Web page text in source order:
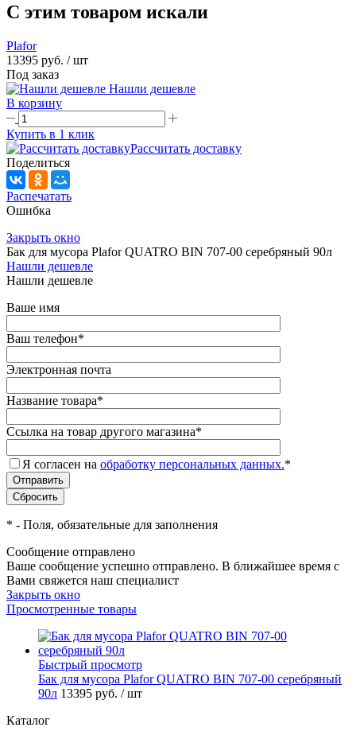
C этим товаром искали
Plafor
13395 руб. / шт
Под заказ
Нашли дешевле
В корзину
Купить в 1 клик
Рассчитать доставку
Поделиться
Распечатать
Ошибка
Закрыть окно
Бак для мусора Plafor QUATRO BIN 707-00 серебряный 90л
Нашли дешевле
Нашли дешевле
Ваше имя
Ваш телефон*
Электронная почта
Название товара*
Ссылка на товар другого магазина*
Я согласен на обработку персональных данных.*
* - Поля, обязательные для заполнения
Сообщение отправлено
Ваше сообщение успешно отправлено. В ближайшее время с
Вами свяжется наш специалист
Закрыть окно
Просмотренные товары
Быстрый просмотр
Бак для мусора Plafor QUATRO BIN 707-00 серебряный
90л 13395 руб. / шт
Каталог